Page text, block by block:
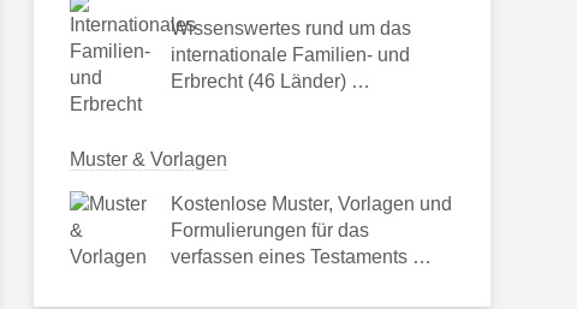
Wissenswertes rund um das
internationale Familien- und
Erbrecht (46 Länder) …
Muster & Vorlagen
Kostenlose Muster, Vorlagen und
Formulierungen für das
verfassen eines Testaments …